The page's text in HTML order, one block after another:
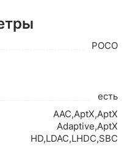
POCO
есть
AAC,AptX,AptX
Adaptive,AptX
HD,LDAC,LHDC,SBC